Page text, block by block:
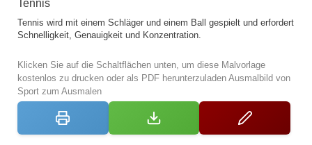
Tennis
Tennis wird mit einem Schläger und einem Ball gespielt und erfordert
Schnelligkeit, Genauigkeit und Konzentration.
Klicken Sie auf die Schaltflächen unten, um diese Malvorlage
kostenlos zu drucken oder als PDF herunterzuladen Ausmalbild von
Sport zum Ausmalen